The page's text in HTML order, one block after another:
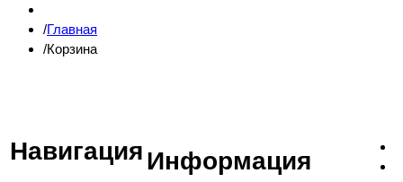
Главная
Корзина
НавигацияИнформация